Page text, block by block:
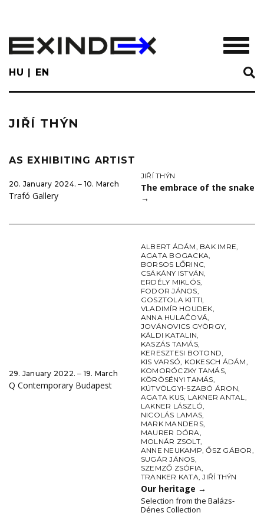
main
content
HU EN
JIŘÍ THÝN
AS EXHIBITING ARTIST
20. January 2024. ‒ 10. March
Trafó Gallery
JIŘÍ THÝN
The embrace of the snake
→
29. January 2022. ‒ 19. March
Q Contemporary Budapest
ALBERT ÁDÁM, BAK IMRE,
AGATA BOGACKA,
BORSOS LŐRINC,
CSÁKÁNY ISTVÁN,
ERDÉLY MIKLÓS,
FODOR JÁNOS,
GOSZTOLA KITTI,
VLADIMÍR HOUDEK,
ANNA HULAČOVÁ,
JOVÁNOVICS GYÖRGY,
KÁLDI KATALIN,
KASZÁS TAMÁS,
KERESZTESI BOTOND,
KIS VARSÓ, KOKESCH ÁDÁM,
KOMORÓCZKY TAMÁS,
KÖRÖSÉNYI TAMÁS,
KÚTVÖLGYI-SZABÓ ÁRON,
AGATA KUS, LAKNER ANTAL,
LAKNER LÁSZLÓ,
NICOLÁS LAMAS,
MARK MANDERS,
MAURER DÓRA,
MOLNÁR ZSOLT,
ANNE NEUKAMP,ŐSZ GÁBOR,
SUGÁR JÁNOS,
SZEMZŐ ZSÓFIA,
TRANKER KATA,JIŘÍ THÝN
Our heritage →
Selection from the Balázs-
Dénes Collection